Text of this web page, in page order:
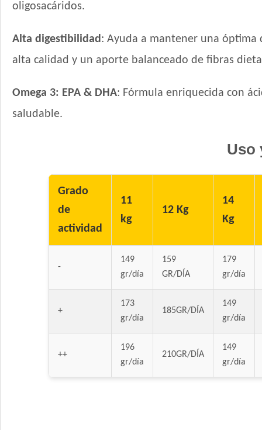
oligosacáridos.
Alta digestibilidad: Ayuda a mantener una óptima
alta calidad y un aporte balanceado de fibras
Omega 3: EPA & DHA: Fórmula enriquecida con
saludable.
Uso
Grado
de
actividad
11
kg
12 Kg
14
Kg
-
149
gr/día
159
GR/DÍA
179
gr/día
+
173
gr/día
185GR/DÍA
149
gr/día
++
196
gr/día
210GR/DÍA
149
gr/día